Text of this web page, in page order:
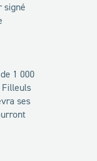
signé
1 000
Filleuls
ses